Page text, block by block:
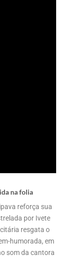
na folia
reforça sua
por Ivete
resgata o
humorada, em
som da cantora